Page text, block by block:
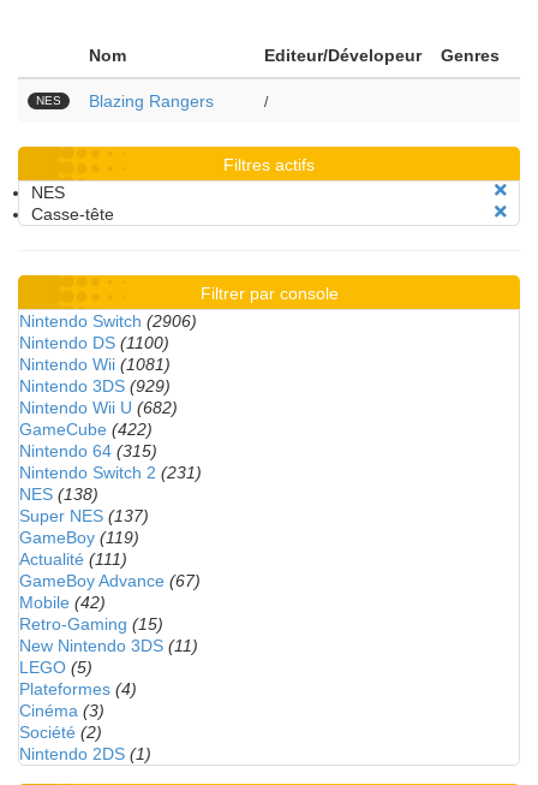
Nom Editeur/Dévelopeur Genres
NES Blazing Rangers /
Filtres actifs
NES
Casse-tête
Filtrer par console
Nintendo Switch (2906)
Nintendo DS (1100)
Nintendo Wii (1081)
Nintendo 3DS (929)
Nintendo Wii U (682)
GameCube (422)
Nintendo 64 (315)
Nintendo Switch 2 (231)
NES (138)
Super NES (137)
GameBoy (119)
Actualité (111)
GameBoy Advance (67)
Mobile (42)
Retro-Gaming (15)
New Nintendo 3DS (11)
LEGO (5)
Plateformes (4)
Cinéma (3)
Société (2)
Nintendo 2DS (1)